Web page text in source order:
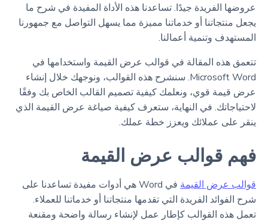
عروضها الفريدة جيدًا. تساعدنا هذه الأداة المفيدة في شرح ما
يجعل منتجاتنا أو خدماتنا مميزة مما يسهل التواصل مع جمهورنا
المستهدف وتنمية أعمالنا.
تتعمق هذه المقالة في قوالب عرض القيمة واستخدامها في
Microsoft Word. سنشرح هذه القوالب، ونوجهك خلال إنشاء
عرض قيمة قوي، ونعلمك كيفية تصميم القالب الخاص بك وفقًا
لاحتياجاتك. في النهاية، ستعرف كيفية صياغة عرض القيمة الذي
ينقر على عملائك ويعزز خطة عملك.
فهم قوالب عرض القيمة
قوالب عرض القيمة
في Word هي أدوات مفيدة تساعدنا على
شرح الفوائد الفريدة التي تقدمها منتجاتنا أو خدماتنا للعملاء.
تعمل هذه القوالب كإطار عمل لإنشاء رسالة واضحة ومقنعة